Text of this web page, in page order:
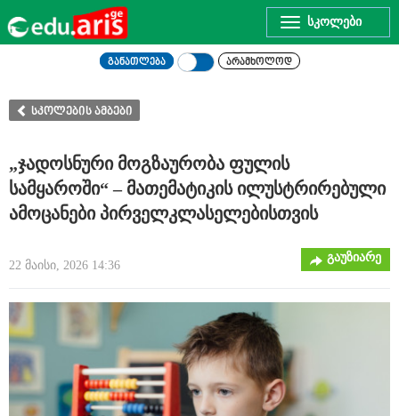
Toggle
navigation
განათლება არამხოლოდ
სკოლების ამბები
„ჯადოსნური მოგზაურობა ფულის
სამყაროში“ – მათემატიკის ილუსტრირებული
ამოცანები პირველკლასელებისთვის
22 მაისი, 2026 14:36
გაუზიარე